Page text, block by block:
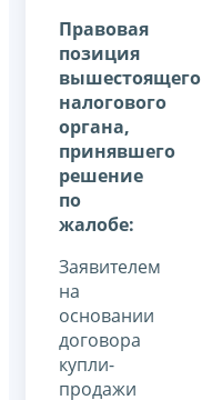
Правовая
позиция
вышестоящего
налогового
органа,
принявшего
решение
по
жалобе:
Заявителем
на
основании
договора
купли-
продажи